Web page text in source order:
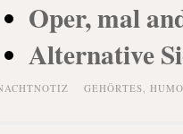
Oper, mal
Alternative
GEHÖRTES,